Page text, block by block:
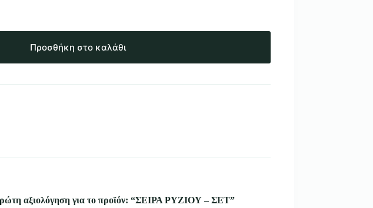
Προσθήκη στο καλάθι
αξιολόγηση για το προϊόν: “ΣΕΙΡΑ ΡΥΖΙΟΥ – ΣΕΤ”